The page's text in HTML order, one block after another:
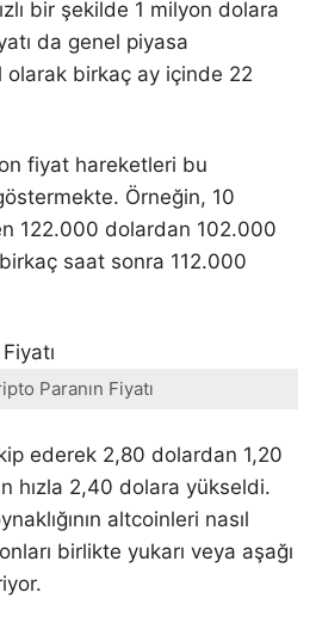
bir şekilde 1 milyon dolara
da genel piyasa
olarak birkaç ay içinde 22
fiyat hareketleri bu
Örneğin, 10
122.000 dolardan 102.000
saat sonra 112.000
Paranın Fiyatı
ederek 2,80 dolardan 1,20
hızla 2,40 dolara yükseldi.
altcoinleri nasıl
birlikte yukarı veya aşağı